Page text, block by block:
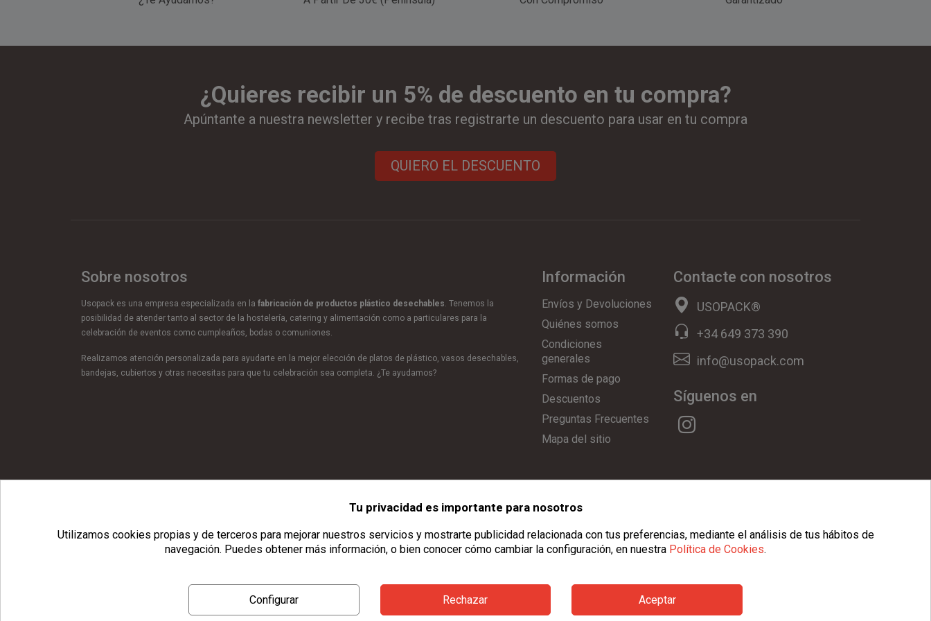
¿Quieres recibir un 5% de descuento en tu compra?
Apúntante a nuestra newsletter y recibe tras registrarte un descuento para usar en tu compra
QUIERO EL DESCUENTO
Sobre nosotros
Usopack es una empresa especializada en la fabricación de productos plástico desechables. Tenemos la
posibilidad de atender tanto al sector de la hostelería, catering y alimentación como a particulares para la
celebración de eventos como cumpleaños, bodas o comuniones.
Realizamos atención personalizada para ayudarte en la mejor elección de platos de plástico, vasos desechables,
bandejas, cubiertos y otras necesitas para que tu celebración sea completa. ¿Te ayudamos?
Información
Envíos y Devoluciones
Quiénes somos
Condiciones
generales
Formas de pago
Descuentos
Preguntas Frecuentes
Mapa del sitio
Contacte con nosotros
USOPACK®
+34 649 373 390
info@usopack.com
Síguenos en
Tu privacidad es importante para nosotros
Utilizamos cookies propias y de terceros para mejorar nuestros servicios y mostrarte publicidad relacionada con tus preferencias, mediante el análisis de tus hábitos de
navegación. Puedes obtener más información, o bien conocer cómo cambiar la configuración, en nuestra Política de Cookies.
Configurar Rechazar Aceptar